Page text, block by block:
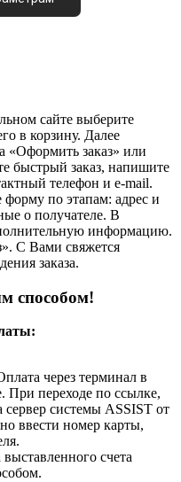
сайте выберите
в корзину. Далее
«Оформить заказ» или
быстрый заказ, напишите
телефон и e-mail.
по этапам: адрес и
о получателе. В
информацию.
С Вами свяжется
заказа.
способом!
через терминал в
При переходе по ссылке,
сервер системы ASSIST от
ввести номер карты,
счета